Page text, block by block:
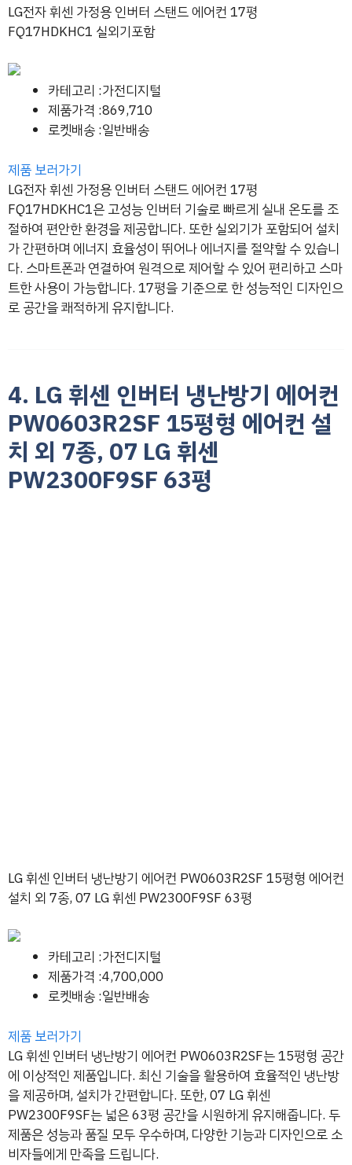
LG전자 휘센 가정용 인버터 스탠드 에어컨 17평
FQ17HDKHC1 실외기포함
카테고리 :가전디지털
제품가격 :869,710
로켓배송 :일반배송
제품 보러가기
LG전자 휘센 가정용 인버터 스탠드 에어컨 17평
FQ17HDKHC1은 고성능 인버터 기술로 빠르게 실내 온도를 조
절하여 편안한 환경을 제공합니다. 또한 실외기가 포함되어 설치
가 간편하며 에너지 효율성이 뛰어나 에너지를 절약할 수 있습니
다. 스마트폰과 연결하여 원격으로 제어할 수 있어 편리하고 스마
트한 사용이 가능합니다. 17평을 기준으로 한 성능적인 디자인으
로 공간을 쾌적하게 유지합니다.
4. LG 휘센 인버터 냉난방기 에어컨
PW0603R2SF 15평형 에어컨 설
치 외 7종, 07 LG 휘센
PW2300F9SF 63평
LG 휘센 인버터 냉난방기 에어컨 PW0603R2SF 15평형 에어컨
설치 외 7종, 07 LG 휘센 PW2300F9SF 63평
카테고리 :가전디지털
제품가격 :4,700,000
로켓배송 :일반배송
제품 보러가기
LG 휘센 인버터 냉난방기 에어컨 PW0603R2SF는 15평형 공간
에 이상적인 제품입니다. 최신 기술을 활용하여 효율적인 냉난방
을 제공하며, 설치가 간편합니다. 또한, 07 LG 휘센
PW2300F9SF는 넓은 63평 공간을 시원하게 유지해줍니다. 두
제품은 성능과 품질 모두 우수하며, 다양한 기능과 디자인으로 소
비자들에게 만족을 드립니다.